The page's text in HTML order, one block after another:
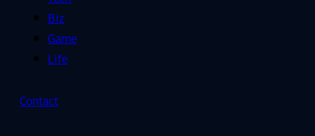
Biz
Game
Life
Contact